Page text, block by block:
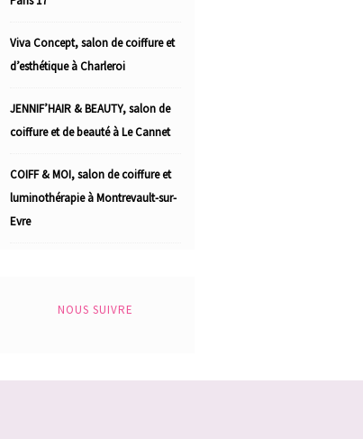
Viva Concept, salon de coiffure et
d’esthétique à Charleroi
JENNIF’HAIR & BEAUTY, salon de
coiffure et de beauté à Le Cannet
COIFF & MOI, salon de coiffure et
luminothérapie à Montrevault-sur-
Evre
NOUS SUIVRE